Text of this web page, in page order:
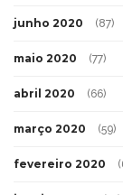
junho 2020 (87)
maio 2020 (77)
abril 2020 (66)
março 2020 (59)
fevereiro 2020